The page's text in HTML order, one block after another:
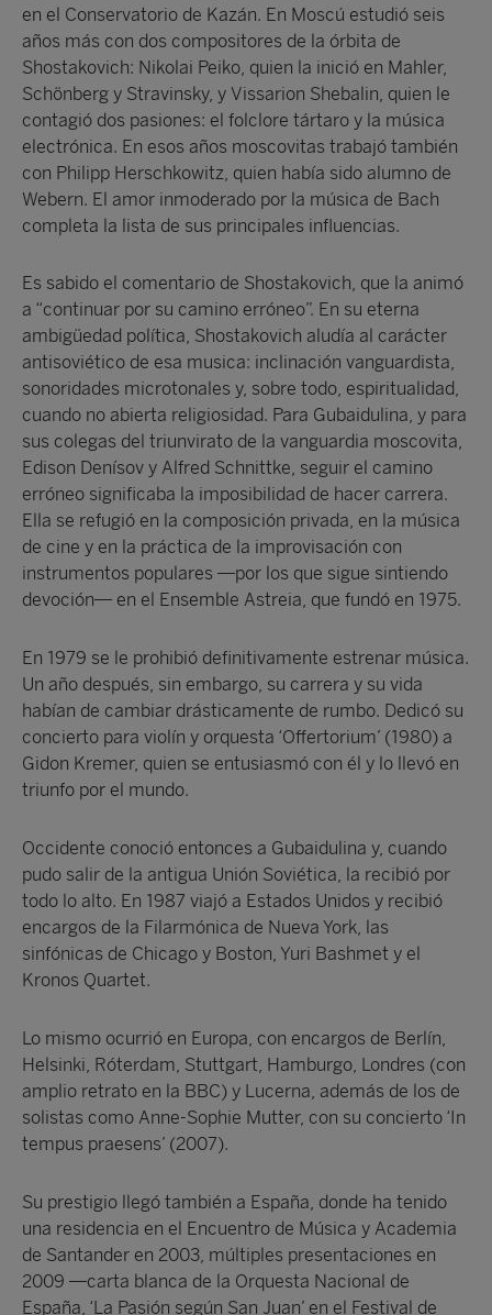
en el Conservatorio de Kazán. En Moscú estudió seis
años más con dos compositores de la órbita de
Shostakovich: Nikolai Peiko, quien la inició en Mahler,
Schönberg y Stravinsky, y Vissarion Shebalin, quien le
contagió dos pasiones: el folclore tártaro y la música
electrónica. En esos años moscovitas trabajó también
con Philipp Herschkowitz, quien había sido alumno de
Webern. El amor inmoderado por la música de Bach
completa la lista de sus principales influencias.
Es sabido el comentario de Shostakovich, que la animó
a “continuar por su camino erróneo”. En su eterna
ambigüedad política, Shostakovich aludía al carácter
antisoviético de esa musica: inclinación vanguardista,
sonoridades microtonales y, sobre todo, espiritualidad,
cuando no abierta religiosidad. Para Gubaidulina, y para
sus colegas del triunvirato de la vanguardia moscovita,
Edison Denísov y Alfred Schnittke, seguir el camino
erróneo significaba la imposibilidad de hacer carrera.
Ella se refugió en la composición privada, en la música
de cine y en la práctica de la improvisación con
instrumentos populares —por los que sigue sintiendo
devoción— en el Ensemble Astreia, que fundó en 1975.
En 1979 se le prohibió definitivamente estrenar música.
Un año después, sin embargo, su carrera y su vida
habían de cambiar drásticamente de rumbo. Dedicó su
concierto para violín y orquesta ‘Offertorium’ (1980) a
Gidon Kremer, quien se entusiasmó con él y lo llevó en
triunfo por el mundo.
Occidente conoció entonces a Gubaidulina y, cuando
pudo salir de la antigua Unión Soviética, la recibió por
todo lo alto. En 1987 viajó a Estados Unidos y recibió
encargos de la Filarmónica de Nueva York, las
sinfónicas de Chicago y Boston, Yuri Bashmet y el
Kronos Quartet.
Lo mismo ocurrió en Europa, con encargos de Berlín,
Helsinki, Róterdam, Stuttgart, Hamburgo, Londres (con
amplio retrato en la BBC) y Lucerna, además de los de
solistas como Anne-Sophie Mutter, con su concierto ‘In
tempus praesens’ (2007).
Su prestigio llegó también a España, donde ha tenido
una residencia en el Encuentro de Música y Academia
de Santander en 2003, múltiples presentaciones en
2009 —carta blanca de la Orquesta Nacional de
España, ‘La Pasión según San Juan’ en el Festival de